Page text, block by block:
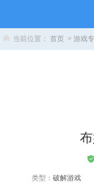
当前位置： 首页 > 游戏
类型： 破解游戏